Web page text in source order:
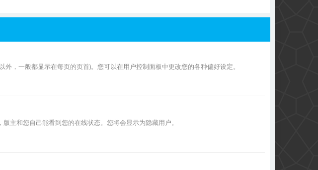
，一般都显示在每页的页首)。您可以在用户控制面板中更改您的各种偏好设定。
主和您自己能看到您的在线状态。您将会显示为隐藏用户。